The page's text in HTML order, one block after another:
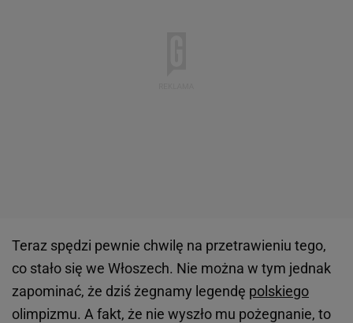
Teraz spędzi pewnie chwilę na przetrawieniu tego,
co stało się we Włoszech. Nie można w tym jednak
zapominać, że dziś żegnamy legendę polskiego
olimpizmu. A fakt, że nie wyszło mu pożegnanie, to